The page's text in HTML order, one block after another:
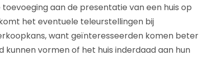
aan de presentatie van een huis op
het eventuele teleurstellingen bij
want geïnteresseerden komen beter
kunnen vormen of het huis inderdaad aan hun